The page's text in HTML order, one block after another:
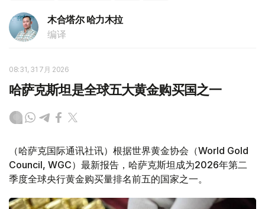
木合塔尔 哈力木拉
编译
08:31, 31 7月 2026
哈萨克斯坦是全球五大黄金购买国之一
（哈萨克国际通讯社讯）根据世界黄金协会（World Gold
Council, WGC）最新报告，哈萨克斯坦成为2026年第二
季度全球央行黄金购买量排名前五的国家之一。